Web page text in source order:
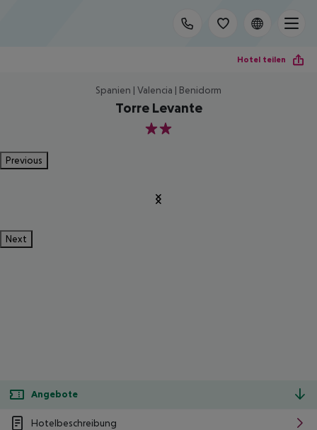
Hotel teilen
Spanien | Valencia | Benidorm
Torre Levante
2
Previous
Next
Angebote
Hotelbeschreibung